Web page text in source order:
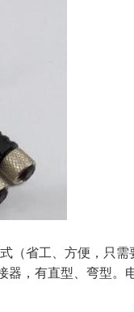
（省工、方便，只
，有直型、弯型。